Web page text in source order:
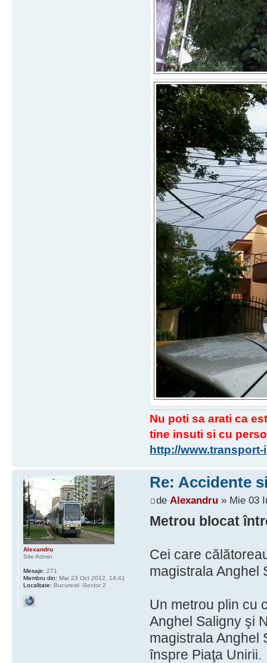
Nu poti sa arati ca
tine insuti si cu
http://
Re: Accidente
de Alexandru» Mie 03
Metrou blocat
Cei care
magistrala Anghel
Un metrou plin cu
Anghel Saligny şi
magistrala Anghel
înspre Piaţa Unirii.
Alexandru
Site Admin
Mesaje: 271
Membru din: Mar 23 Oct 2012, 14:41
Localitate: Bucuresti -Sector 2